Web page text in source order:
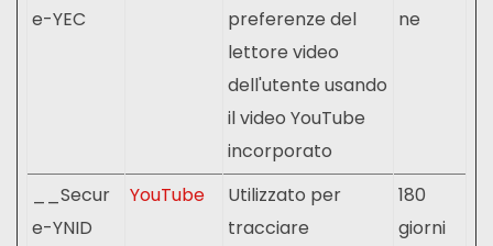
e-YEC
preferenze del
lettore video
dell'utente usando
il video YouTube
incorporato
ne
__Secur
e-YNID
YouTube
Utilizzato per
tracciare
180
giorni